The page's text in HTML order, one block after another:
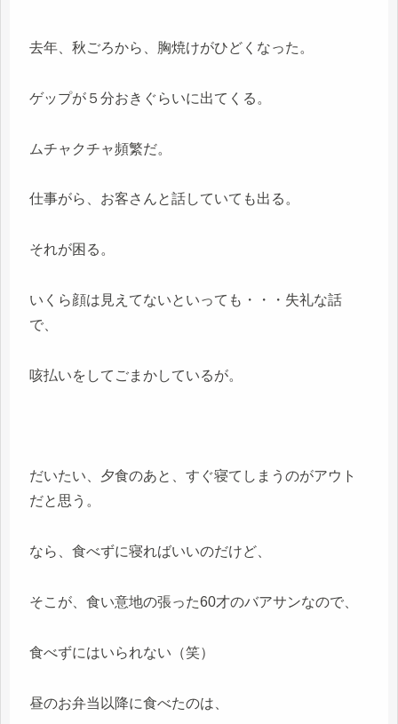
去年、秋ごろから、胸焼けがひどくなった。
ゲップが５分おきぐらいに出てくる。
ムチャクチャ頻繁だ。
仕事がら、お客さんと話していても出る。
それが困る。
いくら顔は見えてないといっても・・・失礼な話
で、
咳払いをしてごまかしているが。
だいたい、夕食のあと、すぐ寝てしまうのがアウト
だと思う。
なら、食べずに寝ればいいのだけど、
そこが、食い意地の張った60才のバアサンなので、
食べずにはいられない（笑）
昼のお弁当以降に食べたのは、